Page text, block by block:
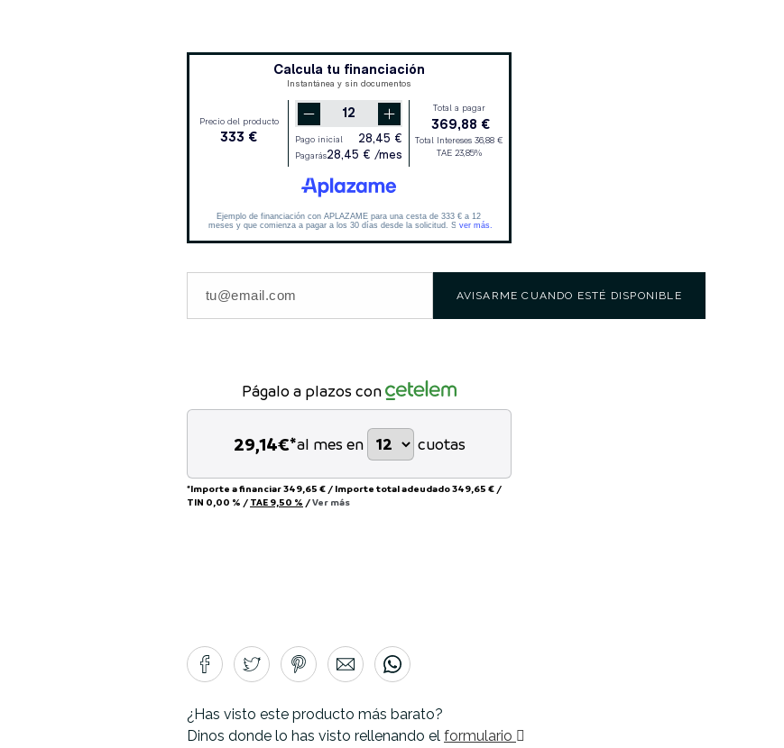
AVISARME CUANDO ESTÉ DISPONIBLE
Págalo a plazos con
29,14€*al mes en cuotas
*Importe a financiar349,65 € / Importe total adeudado349,65 € /
TIN 0,00 % / TAE 9,50 % /Ver más
¿Has visto este producto más barato?
Dinos donde lo has visto rellenando el formulario